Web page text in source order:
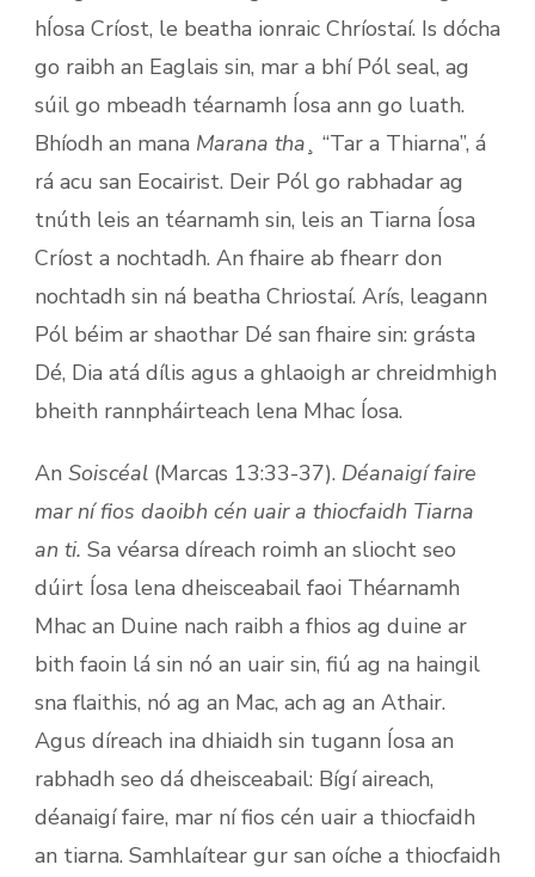
hÍosa Críost, le beatha ionraic Chríostaí. Is dócha
go raibh an Eaglais sin, mar a bhí Pól seal, ag
súil go mbeadh téarnamh Íosa ann go luath.
Bhíodh an mana Marana tha¸ “Tar a Thiarna”, á
rá acu san Eocairist. Deir Pól go rabhadar ag
tnúth leis an téarnamh sin, leis an Tiarna Íosa
Críost a nochtadh. An fhaire ab fhearr don
nochtadh sin ná beatha Chriostaí. Arís, leagann
Pól béim ar shaothar Dé san fhaire sin: grásta
Dé, Dia atá dílis agus a ghlaoigh ar chreidmhigh
bheith rannpháirteach lena Mhac Íosa.
An Soiscéal (Marcas 13:33-37). Déanaigí faire
mar ní fios daoibh cén uair a thiocfaidh Tiarna
an ti. Sa véarsa díreach roimh an sliocht seo
dúirt Íosa lena dheisceabail faoi Théarnamh
Mhac an Duine nach raibh a fhios ag duine ar
bith faoin lá sin nó an uair sin, fiú ag na haingil
sna flaithis, nó ag an Mac, ach ag an Athair.
Agus díreach ina dhiaidh sin tugann Íosa an
rabhadh seo dá dheisceabail: Bígí aireach,
déanaigí faire, mar ní fios cén uair a thiocfaidh
an tiarna. Samhlaítear gur san oíche a thiocfaidh